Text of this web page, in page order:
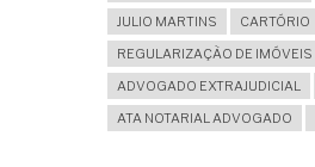
JULIO MARTINS
CARTÓRIO
REGULARIZAÇÃO DE IMÓVEIS
ADVOGADO EXTRAJUDICIAL
ATA NOTARIAL ADVOGADO